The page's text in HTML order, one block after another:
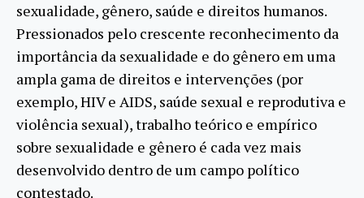
sexualidade, gênero, saúde e direitos humanos.
Pressionados pelo crescente reconhecimento da
importância da sexualidade e do gênero em uma
ampla gama de direitos e intervenções (por
exemplo, HIV e AIDS, saúde sexual e reprodutiva e
violência sexual), trabalho teórico e empírico
sobre sexualidade e gênero é cada vez mais
desenvolvido dentro de um campo político
contestado.